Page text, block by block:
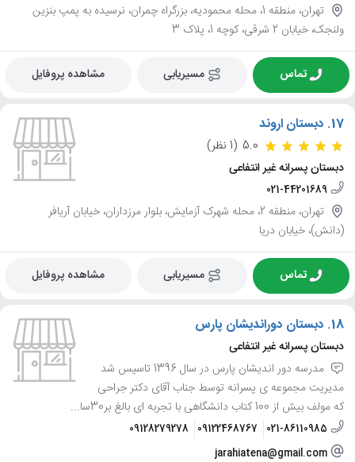
تهران، منطقه 1، محله محمودیه، بزرگراه چمران، نرسیده به پمپ بنزین
ولنجک، خیابان 2 شرقی، کوچه 1، پلاک 3
تماس مسیریابی مشاهده پروفایل
17. دبستان اروند
5.0 (1 نظر)
دبستان پسرانه غیر انتفاعی
021-44201689
تهران، منطقه 2، محله شهرک آزمایش، بلوار مرزداران، خیابان آریافر
(دانش)، خیابان دریا
تماس مسیریابی مشاهده پروفایل
18. دبستان دوراندیشان پارس
دبستان پسرانه غیر انتفاعی
مدرسه دور اندیشان پارس در سال 1396 تاسیس شد
مدیریت مجموعه ی پسرانه توسط جناب آقای دکتر جراحی
که مولف بیش از 100 کتاب دانشگاهی با تجربه ای بالغ بر30سا...
021-86110985
09122468767
09128279278
jarahiatena@gmail.com